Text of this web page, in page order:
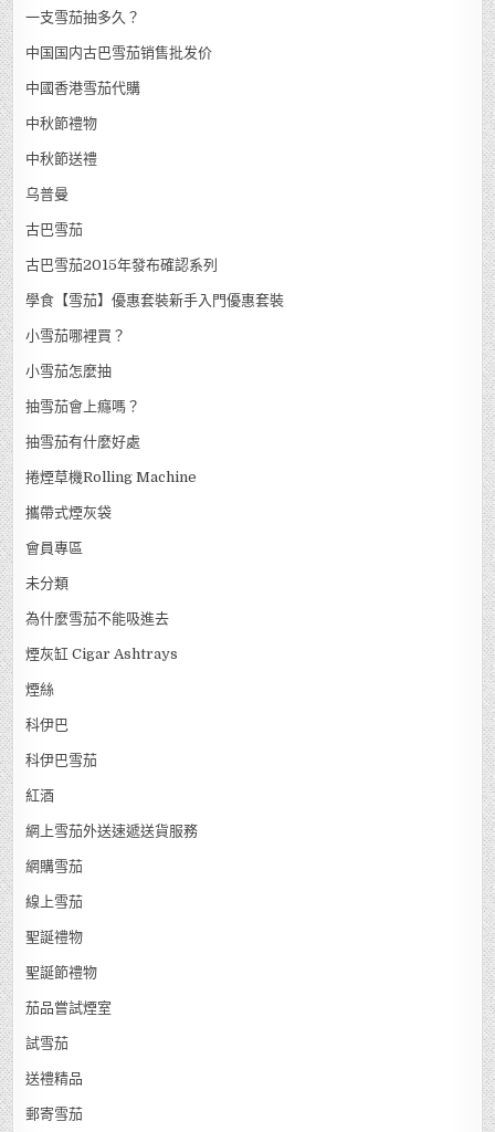
一支雪茄抽多久？
中国国内古巴雪茄销售批发价
中國香港雪茄代購
中秋節禮物
中秋節送禮
乌普曼
古巴雪茄
古巴雪茄2015年發布確認系列
學食【雪茄】優惠套裝新手入門優惠套裝
小雪茄哪裡買？
小雪茄怎麼抽
抽雪茄會上癮嗎？
抽雪茄有什麼好處
捲煙草機Rolling Machine
攜帶式煙灰袋
會員專區
未分類
為什麼雪茄不能吸進去
煙灰缸 Cigar Ashtrays
煙絲
科伊巴
科伊巴雪茄
紅酒
網上雪茄外送速遞送貨服務
網購雪茄
線上雪茄
聖誕禮物
聖誕節禮物
茄品嘗試煙室
試雪茄
送禮精品
郵寄雪茄